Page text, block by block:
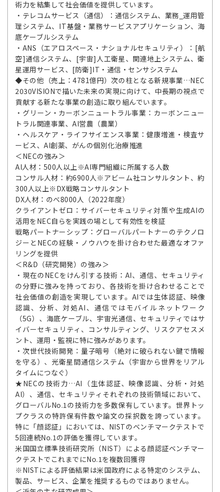
術力を結集して社会価値を提供しています。
・テレコムサービス（通信）：通信システム、業務_運用管
理システム、IT基盤・業務サービスアプリケーション、海
底ケーブルシステム
・ANS（エアロスペース・ナショナルセキュリティ）：[航
空]通信システム、[宇宙]人工衛星、関連地上システム、衛
星運用サービス、[防衛]IT・通信・センサシステム
◆その他（売上：4781億円）次の柱となる新規事業…NEC
2030VISIONで描いた未来の実現に向けて、中長期の視点で
貢献する新たな事業の創造に取り組んでいます。
・グリーン・カーボンニュートラル事業：カーボンニュー
トラル関連事業、AI営農（農業）
・ヘルスケア・ライフサイエンス事業：健康増進・検査サ
ービス、AI創薬、がんの個別化治療推進
＜NECの強み＞
AI人材：500人以上※AI専門組織に所属する人数
コンサル人材：約6900人※アビーム社コンサルタント、約
300人以上※DX戦略コンサルタント
DX人材：のべ8000人（2022年度）
クライアントゼロ：サイバーセキュリティ対策や生成AIの
活用をNEC自らを実践の場として有効性を検証
戦略パートナーシップ：グローバルパートナーのテクノロ
ジーとNECの経験・ノウハウを掛け合わせた最適なオファ
リングを提供
＜R&D（研究開発）の強み＞
・現在のNECをけん引する技術：AI、通信、セキュリティ
の分野に強みを持っており、各技術を掛け合わせることで
社会価値の創造を実現しています。AIでは生体認証、映像
認識、分析、対処AI、通信ではモバイルネットワーク
（5G）、海底ケーブル、宇宙光通信、セキュリティではサ
イバーセキュリティ、コンサルティング、リスクアセスメ
ント、運用・監視に特に強みがあります。
・次世代技術開発：量子暗号（絶対に破られない鍵で情報
を守る）、光衛星間通信システム（宇宙から世界をリアル
タイムにつなぐ）
★NECの技術力…AI（生体認証、映像認識、分析・対処
AI）、通信、セキュリティそれぞれの技術領域において、
グローバルNo.1の技術力を多数保有しています。世界トッ
プクラスの特許保有件数や論文の採択数を誇っています。
特に「顔認証」においては、NISTのベンチマークテストで
5回連続No.1の評価を獲得しています。
米国国立標準技術研究所（NIST）による顔認証ベンチマー
クテストでこれまでにNo.1を複数回獲得
※NISTによる評価結果は米国政府による特定のシステム、
製品、サービス、企業を推奨するものではありません。